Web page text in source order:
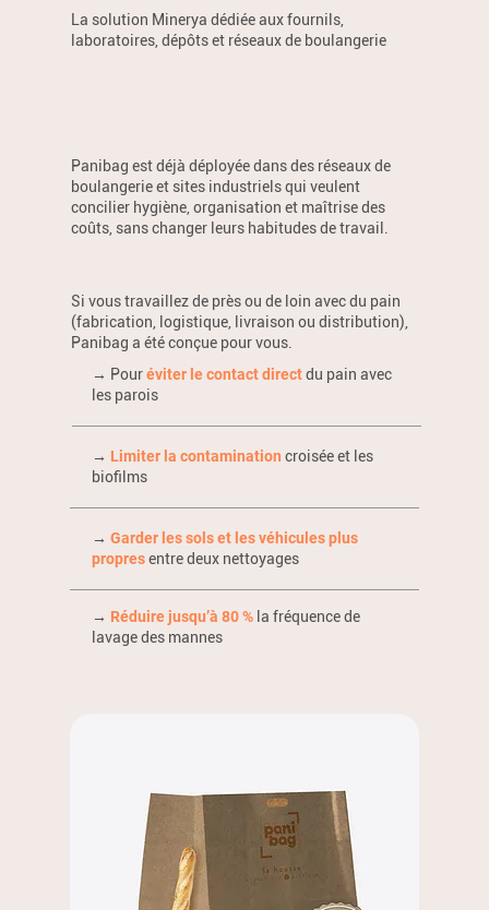
La solution Minerya dédiée aux fournils,
laboratoires, dépôts et réseaux de boulangerie
Si vous travaillez de près ou de loin avec du pain
(fabrication, logistique, livraison ou distribution),
Panibag a été conçue pour vous.
→ Pouréviter le contact directdu pain avec
les parois
→ Réduire jusqu’à 80 % la fréquence de
lavage des mannes
→Garder les sols et les véhicules plus
propresentre deux nettoyages
→ Limiter la contaminationcroisée et les
biofilms
Panibag est déjà déployée dans des réseaux de
boulangerie et sites industriels qui veulent
concilier hygiène, organisation et maîtrise des
coûts, sans changer leurs habitudes de travail.